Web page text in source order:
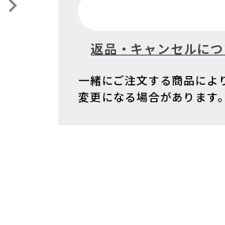
返品・キャンセルに
一緒にご注文する商品によ
変更になる場合があります。